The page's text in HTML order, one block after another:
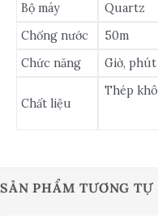
Bộ máy
Quartz
Chống nước
50m
Chức năng
Giờ, phút
Chất liệu
Thép
SẢN PHẨM TƯƠNG TỰ